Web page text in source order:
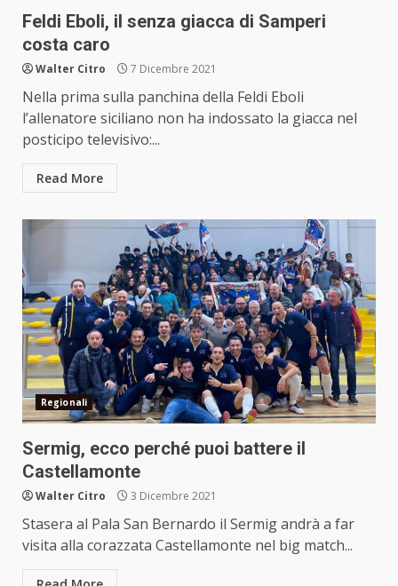
Feldi Eboli, il senza giacca di Samperi
costa caro
Walter Citro 7 Dicembre 2021
Nella prima sulla panchina della Feldi Eboli
l’allenatore siciliano non ha indossato la giacca nel
posticipo televisivo:...
Read More
Regionali
Sermig, ecco perché puoi battere il
Castellamonte
Walter Citro 3 Dicembre 2021
Stasera al Pala San Bernardo il Sermig andrà a far
visita alla corazzata Castellamonte nel big match...